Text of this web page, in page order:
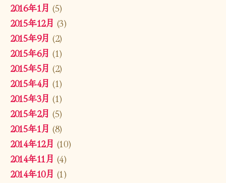
2016年1月 (5)
2015年12月 (3)
2015年9月 (2)
2015年6月 (1)
2015年5月 (2)
2015年4月 (1)
2015年3月 (1)
2015年2月 (5)
2015年1月 (8)
2014年12月 (10)
2014年11月 (4)
2014年10月 (1)